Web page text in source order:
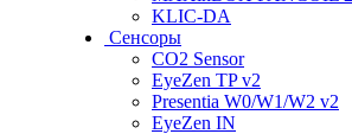
KLIC-DA
Сенсоры
CO2 Sensor
EyeZen TP v2
Presentia W0/W1/W2 v2
EyeZen IN